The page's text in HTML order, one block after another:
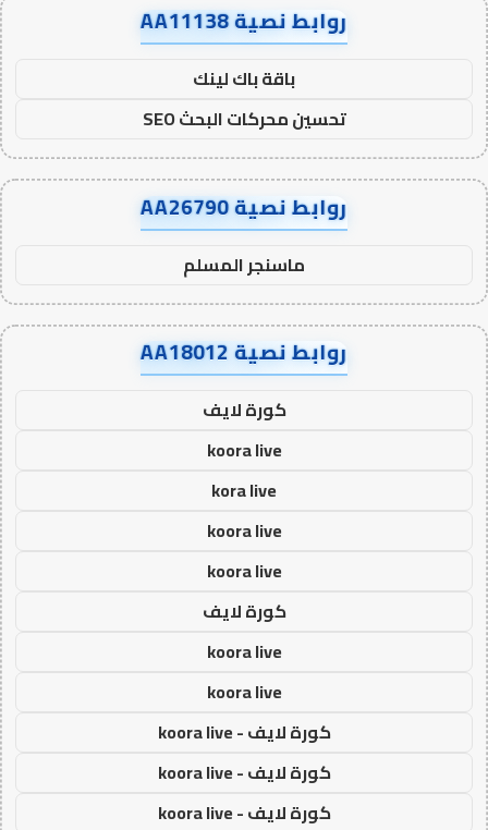
روابط نصية AA11138
باقة باك لينك
تحسين محركات البحث SEO
روابط نصية AA26790
ماسنجر المسلم
روابط نصية AA18012
كورة لايف
koora live
kora live
koora live
koora live
كورة لايف
koora live
koora live
كورة لايف - koora live
كورة لايف - koora live
كورة لايف - koora live